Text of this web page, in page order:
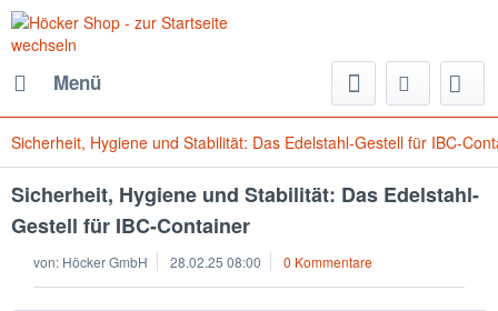
Menü
Sicherheit, Hygiene und Stabilität: Das Edelstahl-Gestell für IBC-
Sicherheit, Hygiene und Stabilität: Das Edelstahl-
Gestell für IBC-Container
von: Höcker GmbH 28.02.25 08:00 0 Kommentare